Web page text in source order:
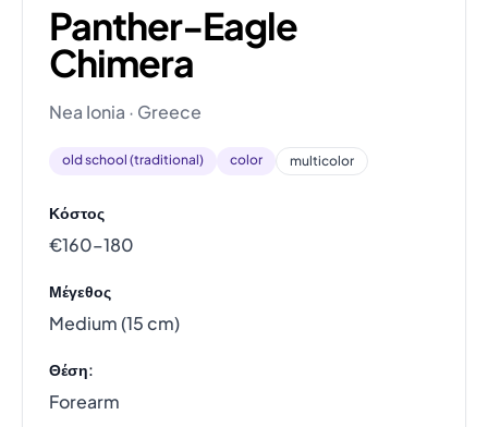
Panther-Eagle
Chimera
Nea Ionia · Greece
old school (traditional) color multicolor
Κόστος
€160–180
Μέγεθος
Medium (15 cm)
Θέση:
Forearm